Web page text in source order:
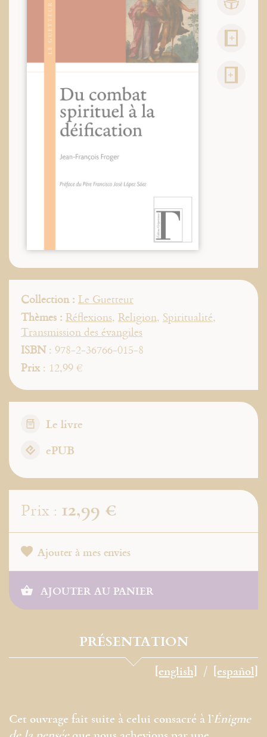
Collection : Le Guetteur
Thèmes : Réflexions, Religion, Spiritualité,
Transmission des évangiles
ISBN: 978-2-36766-015-8
Prix: 12,99 €
Le livre
ePUB
Prix : 12,99 €
Ajouter à mes envies
AJOUTER AU PANIER
PRÉSENTATION
[english] [español]
Cet ouvrage fait suite à celui consacré à l’Énigme